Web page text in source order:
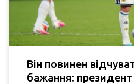
Він повинен
бажання: президент